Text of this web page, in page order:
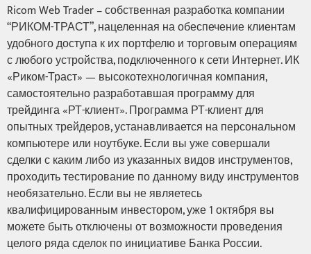
Ricom Web Trader – собственная разработка компании
“РИКОМ-ТРАСТ”, нацеленная на обеспечение клиентам
удобного доступа к их портфелю и торговым операциям
с любого устройства, подключенного к сети Интернет. ИК
«Риком-Траст» — высокотехнологичная компания,
самостоятельно разработавшая программу для
трейдинга «РТ-клиент». Программа РТ-клиент для
опытных трейдеров, устанавливается на персональном
компьютере или ноутбуке. Если вы уже совершали
сделки с каким либо из указанных видов инструментов,
проходить тестирование по данному виду инструментов
необязательно. Если вы не являетесь
квалифицированным инвестором, уже 1 октября вы
можете быть отключены от возможности проведения
целого ряда сделок по инициативе Банка России.